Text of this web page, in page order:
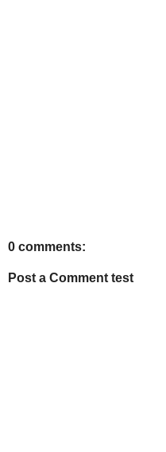
0 comments:
Post a Comment test